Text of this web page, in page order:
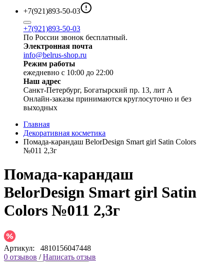
+7(921)893-50-03
+7(921)893-50-03
По России звонок бесплатный.
Электронная почта
info@belrus-shop.ru
Режим работы
ежедневно с 10:00 до 22:00
Наш адрес
Санкт-Петербург, Богатырский пр. 13, лит А
Онлайн-заказы принимаются круглосуточно и без
выходных
Главная
Декоративная косметика
Помада-карандаш BelorDesign Smart girl Satin Colors
№011 2,3г
Помада-карандаш
BelorDesign Smart girl Satin
Colors №011 2,3г
Артикул: 4810156047448
0 отзывов /Написать отзыв